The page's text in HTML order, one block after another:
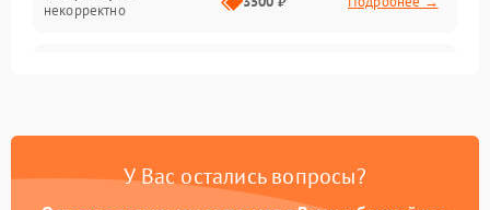
некорректно
У Вас остались вопросы?